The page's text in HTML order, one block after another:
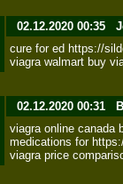
02.12.2020 00:35
cure for ed https://
viagra walmart buy
02.12.2020 00:31
viagra online canada
medications for
viagra price